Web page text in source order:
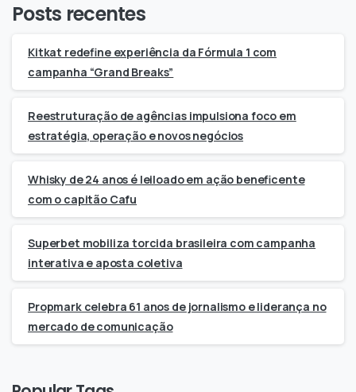
Posts recentes
Kitkat redefine experiência da Fórmula 1 com
campanha “Grand Breaks”
Reestruturação de agências impulsiona foco em
estratégia, operação e novos negócios
Whisky de 24 anos é leiloado em ação beneficente
com o capitão Cafu
Superbet mobiliza torcida brasileira com campanha
interativa e aposta coletiva
Propmark celebra 61 anos de jornalismo e liderança no
mercado de comunicação